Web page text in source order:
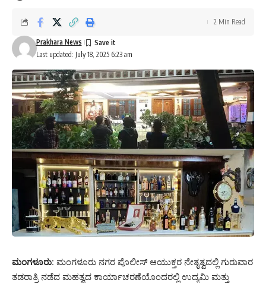
Last updated: July 18, 2025 6:23 am
Prakhara News
2 Min Read
ಮಂಗಳೂರು: ಮಂಗಳೂರು ನಗರ ಪೊಲೀಸ್ ಆಯುಕ್ತರ ನೇತೃತ್ವದಲ್ಲಿ ಗುರುವಾರ
ತಡರಾತ್ರಿ ನಡೆದ ಮಹತ್ವದ ಕಾರ್ಯಾಚರಣೆಯೊಂದರಲ್ಲಿ ಉದ್ಯಮಿ ಮತ್ತು